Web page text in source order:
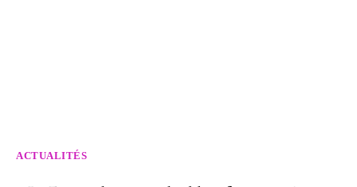
ACTUALITÉS